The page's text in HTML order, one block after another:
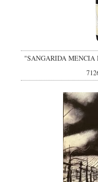
"SANGARIDA MENCIA